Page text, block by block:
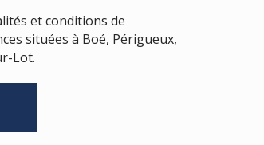
et conditions de
situées à Boé, Périgueux,
Lot.